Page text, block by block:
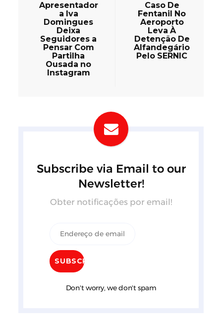
Apresentador
a Iva
Domingues
Deixa
Seguidores a
Pensar Com
Partilha
Ousada no
Instagram
Caso De
Fentanil No
Aeroporto
Leva À
Detenção De
Alfandegário
Pelo SERNIC
Subscribe via Email to our
Newsletter!
Obter notificações por email!
Don't worry, we don't spam